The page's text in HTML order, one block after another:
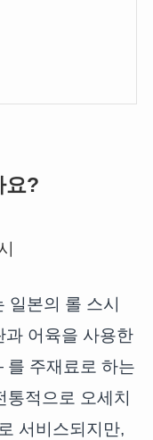
요?
본의 롤 스시
어육을 사용한
주재료로 하는
적으로 오세치
서비스되지만,